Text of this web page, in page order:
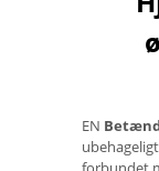
EN